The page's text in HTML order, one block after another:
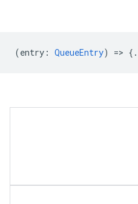
(entry : QueueEntry) =>